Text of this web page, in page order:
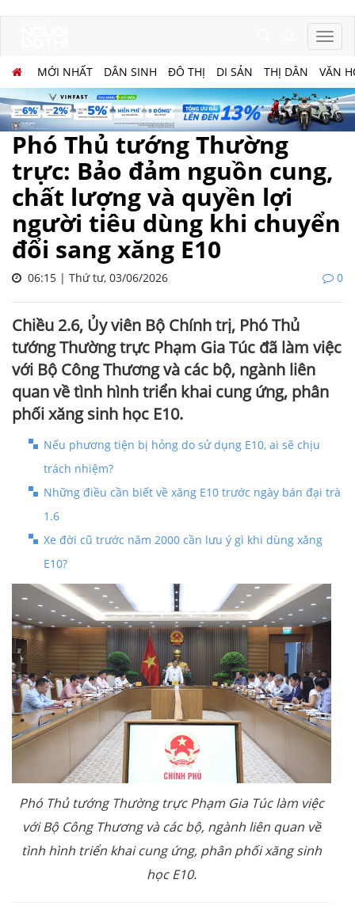
MỚI NHẤT DÂN SINH ĐÔ THỊ DI SẢN THỊ DÂN VĂN
Phó Thủ tướng Thường
trực: Bảo đảm nguồn cung,
chất lượng và quyền lợi
người tiêu dùng khi chuyển
đổi sang xăng E10
06:15 | Thứ tư, 03/06/2026 0
Chiều 2.6, Ủy viên Bộ Chính trị, Phó Thủ
tướng Thường trực Phạm Gia Túc đã làm việc
với Bộ Công Thương và các bộ, ngành liên
quan về tình hình triển khai cung ứng, phân
phối xăng sinh học E10.
Nếu phương tiện bị hỏng do sử dụng E10, ai sẽ chịu
trách nhiệm?
Những điều cần biết về xăng E10 trước ngày bán đại trà
1.6
Xe đời cũ trước năm 2000 cần lưu ý gì khi dùng xăng
E10?
Phó Thủ tướng Thường trực Phạm Gia Túc làm việc
với Bộ Công Thương và các bộ, ngành liên quan về
tình hình triển khai cung ứng, phân phối xăng sinh
học E10.